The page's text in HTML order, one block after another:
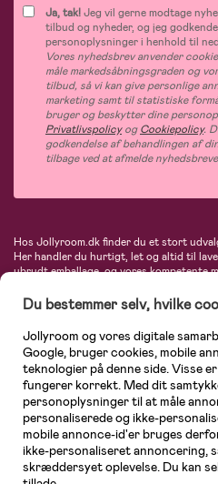
Ja, tak!Jeg vil gerne modtage
tilbud og nyheder, og jeg
personoplysninger i henhold til
Vores nyhedsbrev anvender
måle markedsåbningsgraden og
tilbud, så vi kan give personlige
marketing samt til statistiske
bruger og beskytter dine
PrivatlivspolicyogCookiepolicy.
godkendelse af behandlingen af
tilbage ved at afmelde
Hos Jollyroom.dk finder du et stort
Her handler du hurtigt, let og altid til
ubrudt emballage, og vores kompetente
barnevogne, autostole, børne- og
mødre, indretning og inspiration, legetøj,
tilbyder produkter fra velkendte
Jogger, BabyBjörn, Didriksons,
Cybex, LEGO og mange flere. Kort sagt
Du bestemmer selv, hvilke
Jollyroom og vores digitale
Google, bruger cookies, mobile
teknologier på denne side. Visse
fungerer korrekt. Med dit
personoplysninger til at måle
personaliserede og ikke-
mobile annonce-id'er bruges
ikke-personaliseret annoncering,
skræddersyet oplevelse. Du kan